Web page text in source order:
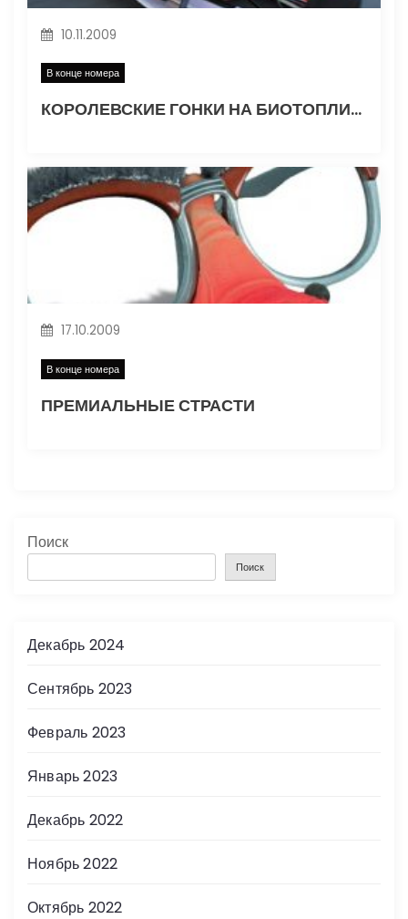
10.11.2009
В конце номера
КОРОЛЕВСКИЕ ГОНКИ НА БИОТОПЛИВЕ
17.10.2009
В конце номера
ПРЕМИАЛЬНЫЕ СТРАСТИ
Поиск
Поиск
Декабрь 2024
Сентябрь 2023
Февраль 2023
Январь 2023
Декабрь 2022
Ноябрь 2022
Октябрь 2022